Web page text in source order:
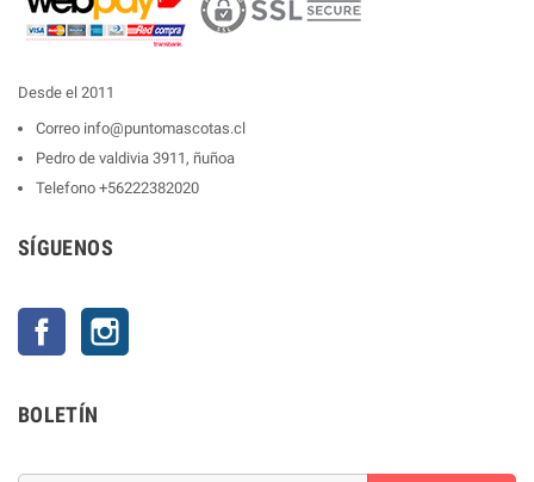
Desde el 2011
Correo info@puntomascotas.cl
Pedro de valdivia 3911, ñuñoa
Telefono +56222382020
SÍGUENOS
Facebook
BOLETÍN